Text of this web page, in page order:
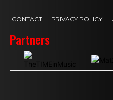
CONTACT PRIVACY POLICY
Partners